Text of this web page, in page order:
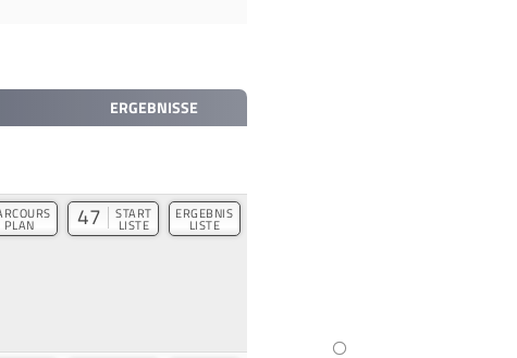
ERGEBNISSE
PLAN 47 START
LISTE
ERGEBNIS
LISTE